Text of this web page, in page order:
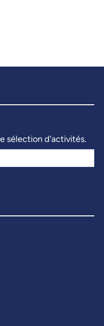
sélection d’activités.